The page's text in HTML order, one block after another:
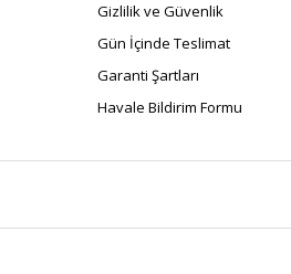
Gizlilik ve Güvenlik
Gün İçinde Teslimat
Garanti Şartları
Havale Bildirim Formu